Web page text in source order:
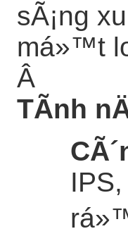
sÃ¡ng
má»™t
Â
TÃ­nh